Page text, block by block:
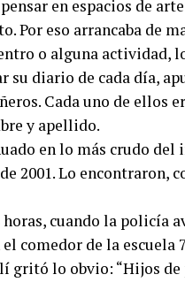
en espacios de
Por eso arrancaba de
o alguna actividad,
su diario de cada día,
Cada uno de ellos
y apellido.
en lo más crudo
2001. Lo encontraron,
cuando la policía
comedor de la escuela
gritó lo obvio: “Hijos